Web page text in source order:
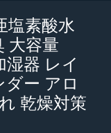
塩素酸水
大容量
器 レイ
ー アロ
乾燥対策